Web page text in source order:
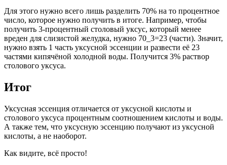
Для этого нужно всего лишь разделить 70% на то процентное
число, которое нужно получить в итоге. Например, чтобы
получить 3-процентный столовый уксус, который менее
вреден для слизистой желудка, нужно 70_3=23 (части). Значит,
нужно взять 1 часть уксусной эссенции и развести её 23
частями кипячёной холодной воды. Получится 3% раствор
столового уксуса.
Итог
Уксусная эссенция отличается от уксусной кислоты и
столового уксуса процентным соотношением кислоты и воды.
А также тем, что уксусную эссенцию получают из уксусной
кислоты, а не наоборот.
Как видите, всё просто!